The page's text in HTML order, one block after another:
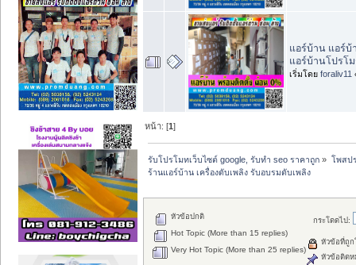
แอร์บ้าน แอร์บ้
แอร์บ้านโปรโ
เริ่มโดย foraliv11
หน้า: [1]
รับโปรโมทเว็บไซต์ google, รับทำ seo ราคาถูก » โพสป
ร้านแอร์บ้าน เครื่องดับเพลิง รับอบรมดับเพลิง
กระโดดไป:
หัวข้อปกติ
Hot Topic (More than 15 replies)
Very Hot Topic (More than 25 replies)
หัวข้อที่ถู
หัวข้อติดห